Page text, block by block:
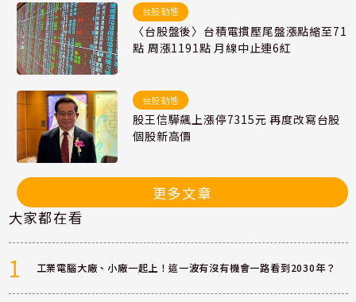
台股動態
〈台股盤後〉台積電摜壓尾盤漲點縮至71
點 周漲1191點 月線中止連6紅
台股動態
股王信驊飆上漲停7315元 再度改寫台股
個股新高價
更多文章
大家都在看
1 工業電腦大廠、小廠一起上！這一波有沒有機會一路看到2030年？